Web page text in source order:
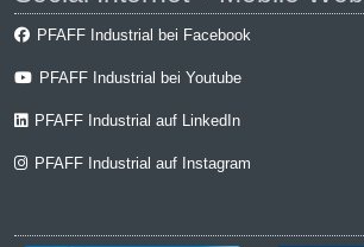
PFAFF Industrial bei Facebook
PFAFF Industrial bei Youtube
PFAFF Industrial auf LinkedIn
PFAFF Industrial auf Instagram